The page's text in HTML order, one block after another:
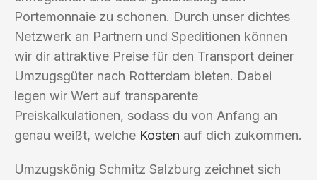
Portemonnaie zu schonen. Durch unser dichtes
Netzwerk an Partnern und Speditionen können
wir dir attraktive Preise für den Transport deiner
Umzugsgüter nach Rotterdam bieten. Dabei
legen wir Wert auf transparente
Preiskalkulationen, sodass du von Anfang an
genau weißt, welche Kosten auf dich zukommen.
Umzugskönig Schmitz Salzburg zeichnet sich